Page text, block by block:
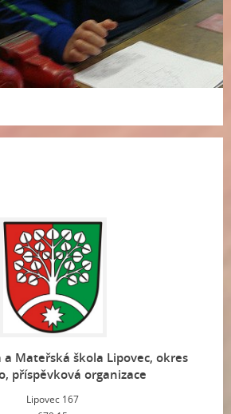
Mateřská škola Lipovec, okres
příspěvková organizace
Lipovec 167